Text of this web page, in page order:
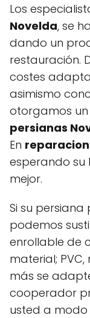
Los
Novelda, se
dando un
restauración.
costes
asimismo
otorgamos
persianas
En
esperando
mejor.
Si su
podemos
enrollable de
material;
más se
cooperador
usted a